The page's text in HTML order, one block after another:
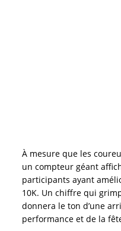
À mesure que les
un compteur géant
participants ayant
10K. Un chiffre qui
donnera le ton d’une
performance et de la